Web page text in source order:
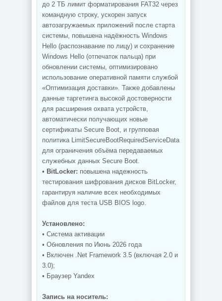
до 2 ТБ лимит форматирования FAT32 через
командную строку, ускорен запуск
автозагружаемых приложений после старта
системы, повышена надёжность Windows
Hello (распознавание по лицу) и сохранение
Windows Hello (отпечаток пальца) при
обновлении системы, оптимизировано
использование оперативной памяти службой
«Оптимизация доставки». Также добавлены
данные таргетинга высокой достоверности
для расширения охвата устройств,
автоматически получающих новые
сертификаты Secure Boot, и групповая
политика LimitSecureBootRequiredServiceData
для ограничения объёма передаваемых
служебных данных Secure Boot.
• BitLocker: повышена надежность
тестирования шифрования дисков BitLocker,
гарантируя наличие всех необходимых
файлов для теста USB BIOS logo.
Установлено:
• Система активации
• Обновления по Июнь 2026 года
• Включен .Net Framework 3.5 (включая 2.0 и
3.0);
• Браузер Yandex
Запись на носитель: